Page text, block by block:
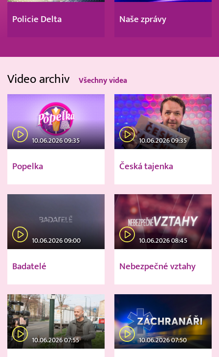
Policie Delta Naše zprávy
Video archiv Všechny videa
10.06.2026 09:35
Popelka
10.06.2026 09:35
Česká tajenka
10.06.2026 09:00
Badatelé
10.06.2026 08:45
Nebezpečné vztahy
10.06.2026 07:55 10.06.2026 07:50